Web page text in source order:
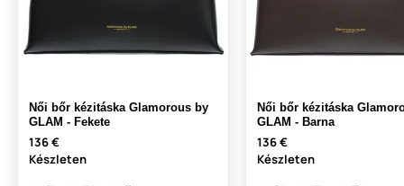
Női bőr kézitáska Glamorous by
GLAM - Fekete
136 €
Készleten
Női bőr kézitáska
GLAM - Barna
136 €
Készleten